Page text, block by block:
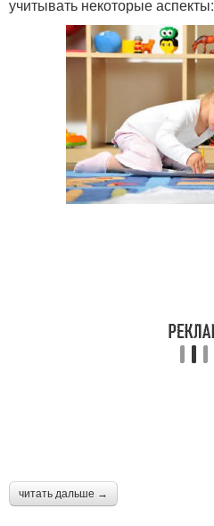
учитывать некоторые аспекты:
читать дальше →